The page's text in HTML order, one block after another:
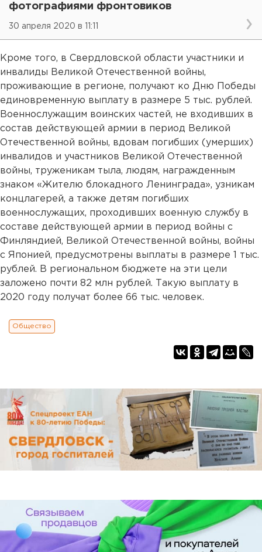
фотографиями фронтовиков
30 апреля 2020 в 11:11
Кроме того, в Свердловской области участники и
инвалиды Великой Отечественной войны,
проживающие в регионе, получают ко Дню Победы
единовременную выплату в размере 5 тыс. рублей.
Военнослужащим воинских частей, не входивших в
состав действующей армии в период Великой
Отечественной войны, вдовам погибших (умерших)
инвалидов и участников Великой Отечественной
войны, труженикам тыла, людям, награжденным
знаком «Жителю блокадного Ленинграда», узникам
концлагерей, а также детям погибших
военнослужащих, проходивших военную службу в
составе действующей армии в период войны с
Финляндией, Великой Отечественной войны, войны
с Японией, предусмотрены выплаты в размере 1 тыс.
рублей. В региональном бюджете на эти цели
заложено почти 82 млн рублей. Такую выплату в
2020 году получат более 66 тыс. человек.
Общество